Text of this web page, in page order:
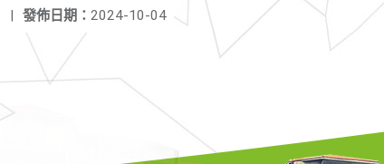
發佈日期： 2024-10-04
|